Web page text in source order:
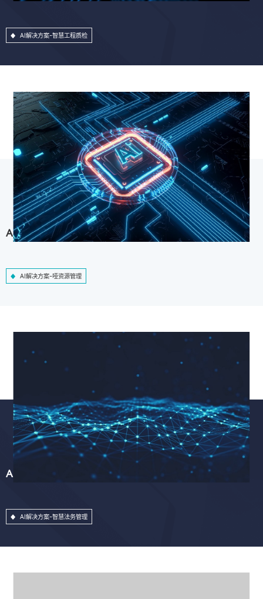
AI解决方案-智慧工程质检
AI解决方案-哑资源管理
AI解决方案-哑资源管理
AI解决方案-智慧法务管理
AI解决方案-智慧法务管理